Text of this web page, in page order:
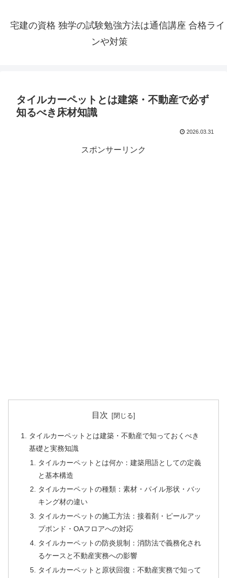
宅建の資格 独学の試験勉強方法は通信講座 合格ライ
ンや対策
タイルカーペットとは建築・不動産で必ず
知るべき床材知識
2026.03.31
スポンサーリンク
目次
タイルカーペットとは建築・不動産で知っておくべき
基礎と実務知識
タイルカーペットとは何か：建築用語としての定義
と基本構造
タイルカーペットの種類：素材・パイル形状・バッ
キング材の違い
タイルカーペットの施工方法：接着剤・ピールアッ
プボンド・OAフロアへの対応
タイルカーペットの防炎規制：消防法で義務化され
るケースと不動産実務への影響
タイルカーペットと原状回復：不動産実務で知って